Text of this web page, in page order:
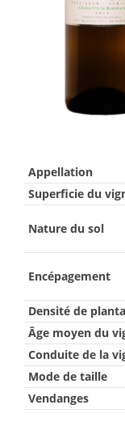
Appellation
Superficie du
Nature du sol
Encépagement
Densité de
Âge moyen du
Conduite de la
Mode de taille
Vendanges